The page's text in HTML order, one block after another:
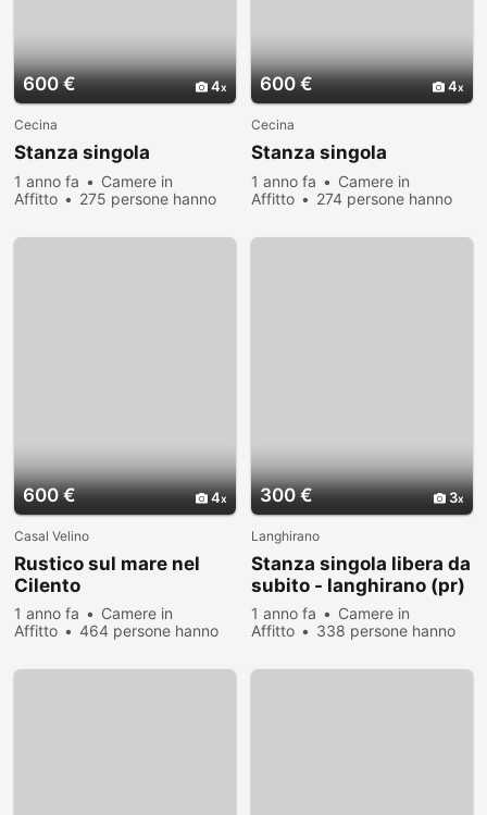
600 € 4
Cecina
Stanza singola
1 anno fa
Camere in
Affitto
275 persone hanno
600 € 4
Cecina
Stanza singola
1 anno fa
Camere in
Affitto
274 persone hanno
600 € 4
Casal Velino
Rustico sul mare nel
Cilento
1 anno fa
Camere in
Affitto
464 persone hanno
300 € 3
Langhirano
Stanza singola libera da
subito - langhirano (pr)
1 anno fa
Camere in
Affitto
338 persone hanno